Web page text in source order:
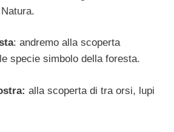
: andremo alla scoperta
specie simbolo della foresta.
alla scoperta di tra orsi, lupi